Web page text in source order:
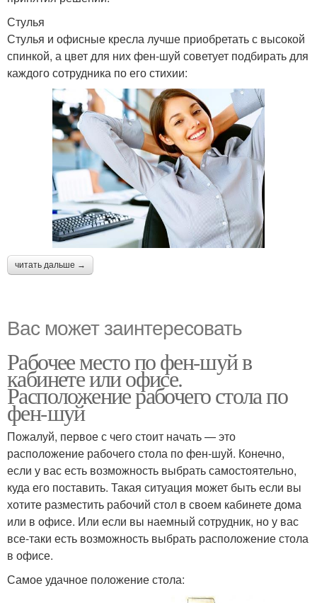
Стулья
Стулья и офисные кресла лучше приобретать с высокой
спинкой, а цвет для них фен-шуй советует подбирать для
каждого сотрудника по его стихии:
читать дальше →
Вас может заинтересовать
Рабочее место по фен-шуй в
кабинете или офисе.
Расположение рабочего стола по
фен-шуй
Пожалуй, первое с чего стоит начать — это
расположение рабочего стола по фен-шуй. Конечно,
если у вас есть возможность выбрать самостоятельно,
куда его поставить. Такая ситуация может быть если вы
хотите разместить рабочий стол в своем кабинете дома
или в офисе. Или если вы наемный сотрудник, но у вас
все-таки есть возможность выбрать расположение стола
в офисе.
Самое удачное положение стола: